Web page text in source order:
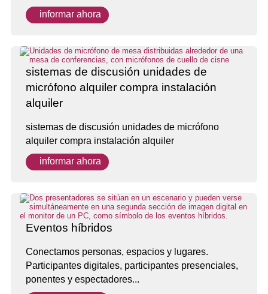
informar ahora
sistemas de discusión unidades de
micrófono alquiler compra instalación
alquiler
sistemas de discusión unidades de micrófono
alquiler compra instalación alquiler
informar ahora
Eventos híbridos
Conectamos personas, espacios y lugares.
Participantes digitales, participantes presenciales,
ponentes y espectadores...